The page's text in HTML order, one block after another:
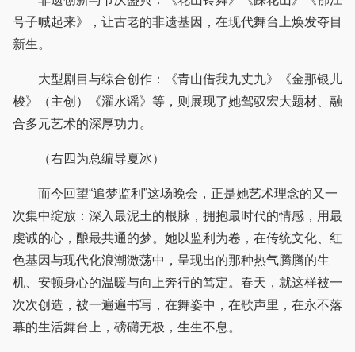
号子喊起来》，让古老的非遗基因，在现代舞台上焕发夺目
新生。
大型剧目与综合创作：《青山借我九丈九》《金那银儿
梭》（主创）《濯水谣》等，则展现了她驾驭宏大题材、融
合多元艺术的深厚功力。
（右四为总编导夏冰）
而今回望“追梦监利”这场晚会，正是她艺术理念的又一
次集中绽放：深入最泥土的根脉，拥抱最时代的情感，用最
虔诚的心，酿最共通的梦。她以监利为卷，在传统文化、红
色基因与现代化浪潮激荡中，呈现出的那种热气腾腾的生
机、安顿身心的温暖与向上奔行的笃定。春天，就这样被一
次次创造，被一遍遍书写，在舞姿中，在歌声里，在永不落
幕的生活舞台上，磅礴无极，生生不息。